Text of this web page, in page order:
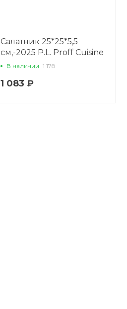
Салатник 25*25*5,5
см,-2025 P.L. Proff Cuisine
В наличии 1 178
1 083 ₽